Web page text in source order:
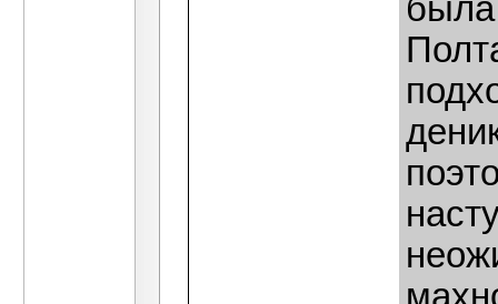
была